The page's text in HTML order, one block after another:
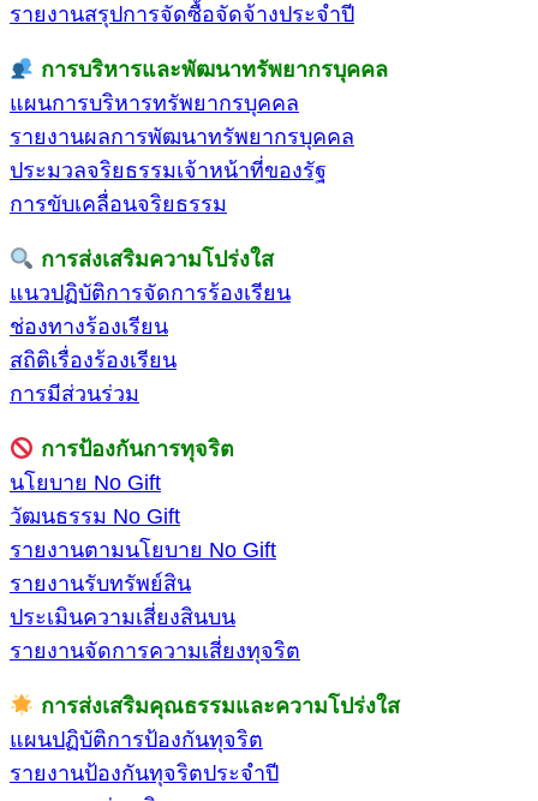
รายงานสรุปการจัดซื้อจัดจ้างประจำปี
การบริหารและพัฒนาทรัพยากรบุคคล
แผนการบริหารทรัพยากรบุคคล
รายงานผลการพัฒนาทรัพยากรบุคคล
ประมวลจริยธรรมเจ้าหน้าที่ของรัฐ
การขับเคลื่อนจริยธรรม
การส่งเสริมความโปร่งใส
แนวปฏิบัติการจัดการร้องเรียน
ช่องทางร้องเรียน
สถิติเรื่องร้องเรียน
การมีส่วนร่วม
การป้องกันการทุจริต
นโยบาย No Gift
วัฒนธรรม No Gift
รายงานตามนโยบาย No Gift
รายงานรับทรัพย์สิน
ประเมินความเสี่ยงสินบน
รายงานจัดการความเสี่ยงทุจริต
การส่งเสริมคุณธรรมและความโปร่งใส
แผนปฏิบัติการป้องกันทุจริต
รายงานป้องกันทุจริตประจำปี